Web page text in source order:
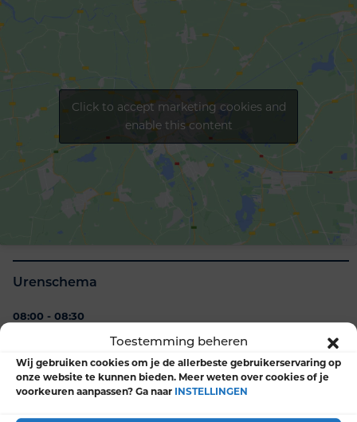
Toestemming beheren
Wij gebruiken cookies om je de allerbeste gebruikerservaring op
onze website te kunnen bieden. Meer weten over cookies of je
voorkeuren aanpassen? Ga naar INSTELLINGEN
Click to accept marketing cookies and
enable this content
Urenschema
08:00 - 08:30
08:30 - 12:00
Programma voormiddag (incl. koffiepauze)